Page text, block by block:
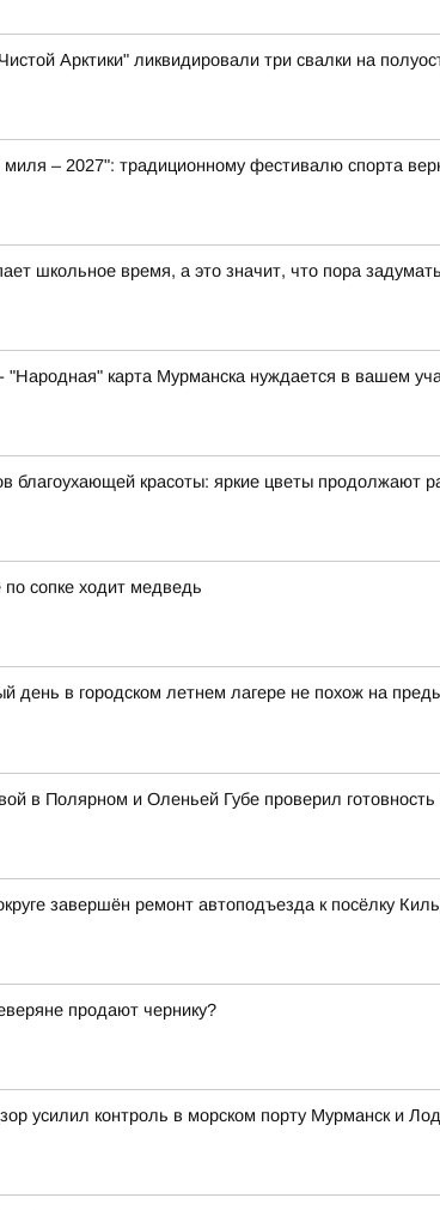
Арктики" ликвидировали три свалки на
– 2027": традиционному фестивалю спорта
школьное время, а это значит, что пора
карта Мурманска нуждается в вашем
благоухающей красоты: яркие цветы продолжают
сопке ходит медведь
день в городском летнем лагере не похож на
в Полярном и Оленьей Губе проверил готовность
завершён ремонт автоподъезда к посёлку
продают чернику?
усилил контроль в морском порту Мурманск и